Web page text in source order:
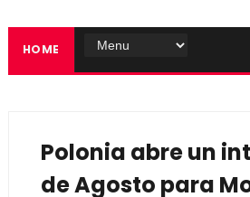
HOME
Polonia abre un
de Agosto para